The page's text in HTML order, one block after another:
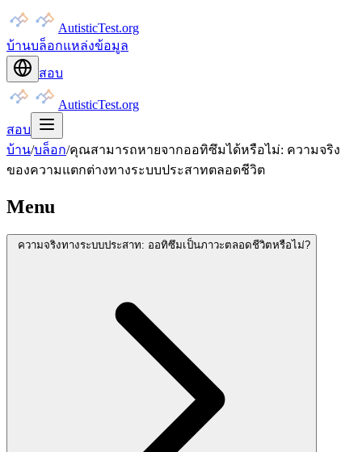
AutisticTest.org
บ้านบล็อกแหล่งข้อมูล
สอบ
AutisticTest.org
สอบ
บ้าน/บล็อก/คุณสามารถหายจากออทิซึมได้หรือไม่: ความจริง
ของความแตกต่างทางระบบประสาทตลอดชีวิต
Menu
ความจริงทางระบบประสาท: ออทิซึมเป็นภาวะตลอดชีวิตหรือไม่?